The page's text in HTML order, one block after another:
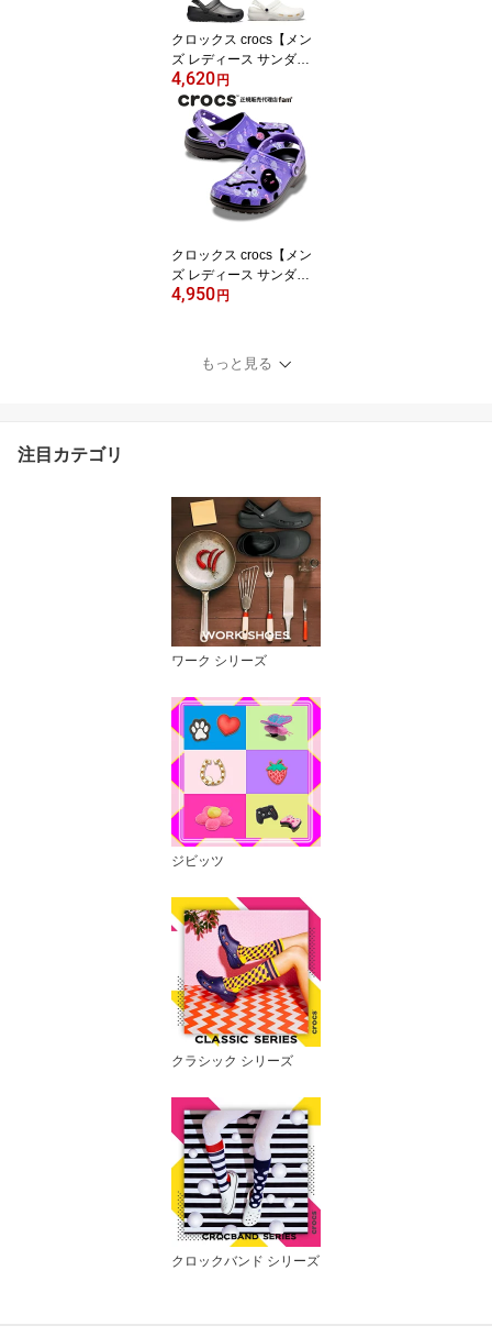
クロックス crocs【メン
ズ レディース サンダ
ル】Specialist 2.0 Vent/
スペシャリスト 2.0 ベン
ト/病院 看護 医療用｜
4,620円
クロックス crocs【メン
ズ レディース サンダ
ル】Kuromi Classic Clo
4,950円
もっと見る
注目カテゴリ
ワーク シリーズ
ジビッツ
クラシック シリーズ
クロックバンド シリーズ